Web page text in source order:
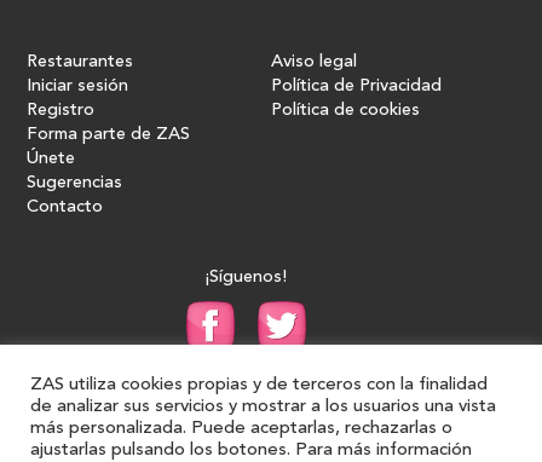
Restaurantes
Iniciar sesión
Registro
Forma parte de ZAS
Únete
Sugerencias
Contacto
Aviso legal
Política de Privacidad
Política de cookies
¡Síguenos!
ZAS utiliza cookies propias y de terceros con la finalidad
de analizar sus servicios y mostrar a los usuarios una vista
más personalizada. Puede aceptarlas, rechazarlas o
ajustarlas pulsando los botones. Para más información